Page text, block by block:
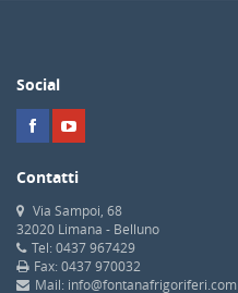
Social
Contatti
Via Sampoi, 68
32020 Limana - Belluno
Tel: 0437 967429
Fax: 0437 970032
Mail: info@fontanafrigoriferi.com